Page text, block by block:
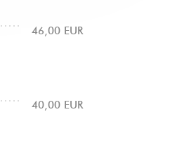
46,00 EUR
40,00 EUR